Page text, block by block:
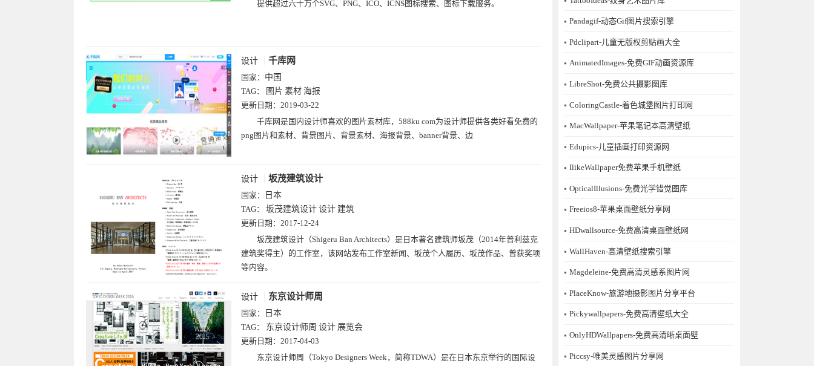
提供超过六十万个SVG、PNG、ICO、ICNS图标搜索、图标下载服务。
设计 千库网
国家： 中国
TAG：
图片 素材 海报
更新日期： 2019-03-22
千库网是国内设计师喜欢的图片素材库，588ku com为设计师提供各类好看免费的
png图片和素材、背景图片、背景素材、海报背景、banner背景、边
设计 坂茂建筑设计
国家：
日本
TAG： 坂茂建筑设计 设计 建筑
更新日期： 2017-12-24
坂茂建筑设计（Shigeru Ban Architects）是日本著名建筑师坂茂（2014年普利兹克
建筑奖得主）的工作室，该网站发布工作室新闻、坂茂个人履历、坂茂作品、曾获奖项
等内容。
设计 东京设计师周
国家：
日本
TAG： 东京设计师周 设计 展览会
更新日期： 2017-04-03
东京设计师周（Tokyo Designers Week，简称TDWA）是在日本东京举行的国际设
Pandagif-动态Gif图片搜索引擎
Pdclipart-儿童无版权剪贴画大全
AnimatedImages-免费GIF动画资源库
LibreShot-免费公共摄影图库
ColoringCastle-着色城堡图片打印网
MacWallpaper-苹果笔记本高清壁纸
Edupics-儿童插画打印资源网
IlikeWallpaper免费苹果手机壁纸
OpticalIllusions-免费光学错觉图库
Freeios8-苹果桌面壁纸分享网
HDwallsource-免费高清桌面壁纸网
WallHaven-高清壁纸搜索引擎
Magdeleine-免费高清灵感系图片网
PlaceKnow-旅游地摄影图片分享平台
Pickywallpapers-免费高清壁纸大全
OnlyHDWallpapers-免费高清晰桌面壁
Piccsy-唯美灵感图片分享网